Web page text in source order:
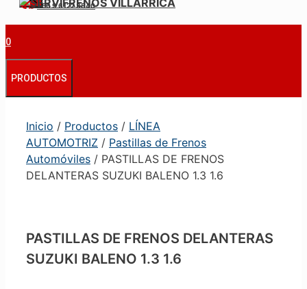
+56 9 6122 3840
0
PRODUCTOS
Inicio / Productos / LÍNEA
AUTOMOTRIZ / Pastillas de Frenos
Automóviles / PASTILLAS DE FRENOS
DELANTERAS SUZUKI BALENO 1.3 1.6
PASTILLAS DE FRENOS DELANTERAS
SUZUKI BALENO 1.3 1.6